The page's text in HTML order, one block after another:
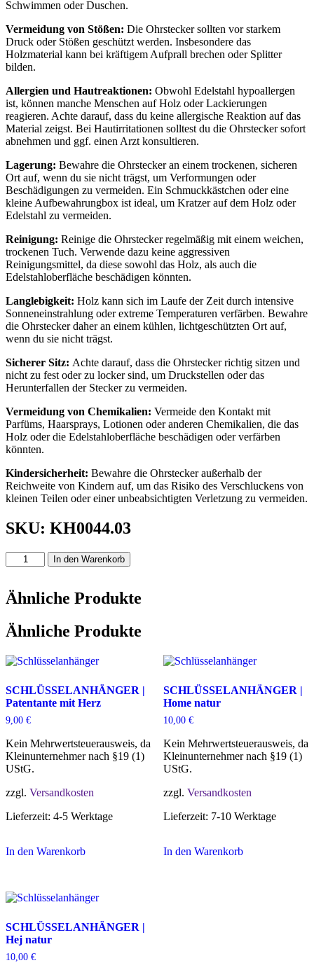
Schwimmen oder Duschen.
Vermeidung von Stößen: Die Ohrstecker sollten vor starkem
Druck oder Stößen geschützt werden. Insbesondere das
Holzmaterial kann bei kräftigem Aufprall brechen oder Splitter
bilden.
Allergien und Hautreaktionen: Obwohl Edelstahl hypoallergen
ist, können manche Menschen auf Holz oder Lackierungen
reagieren. Achte darauf, dass du keine allergische Reaktion auf das
Material zeigst. Bei Hautirritationen solltest du die Ohrstecker sofort
abnehmen und ggf. einen Arzt konsultieren.
Lagerung: Bewahre die Ohrstecker an einem trockenen, sicheren
Ort auf, wenn du sie nicht trägst, um Verformungen oder
Beschädigungen zu vermeiden. Ein Schmuckkästchen oder eine
kleine Aufbewahrungbox ist ideal, um Kratzer auf dem Holz oder
Edelstahl zu vermeiden.
Reinigung: Reinige die Ohrstecker regelmäßig mit einem weichen,
trockenen Tuch. Verwende dazu keine aggressiven
Reinigungsmittel, da diese sowohl das Holz, als auch die
Edelstahloberfläche beschädigen könnten.
Langlebigkeit: Holz kann sich im Laufe der Zeit durch intensive
Sonneneinstrahlung oder extreme Temperaturen verfärben. Bewahre
die Ohrstecker daher an einem kühlen, lichtgeschützten Ort auf,
wenn du sie nicht trägst.
Sicherer Sitz: Achte darauf, dass die Ohrstecker richtig sitzen und
nicht zu fest oder zu locker sind, um Druckstellen oder das
Herunterfallen der Stecker zu vermeiden.
Vermeidung von Chemikalien: Vermeide den Kontakt mit
Parfüms, Haarsprays, Lotionen oder anderen Chemikalien, die das
Holz oder die Edelstahloberfläche beschädigen oder verfärben
könnten.
Kindersicherheit: Bewahre die Ohrstecker außerhalb der
Reichweite von Kindern auf, um das Risiko des Verschluckens von
kleinen Teilen oder einer unbeabsichtigten Verletzung zu vermeiden.
SKU: KH0044.03
OHRRINGE
|
Mavi
|
altrosa
Menge
In den Warenkorb
Ähnliche Produkte
Ähnliche Produkte
SCHLÜSSELANHÄNGER |
Patentante mit Herz
9,00 €
Kein Mehrwertsteuerausweis, da
Kleinunternehmer nach §19 (1)
UStG.
zzgl. Versandkosten
Lieferzeit: 4-5 Werktage
In den Warenkorb
SCHLÜSSELANHÄNGER |
Home natur
10,00 €
Kein Mehrwertsteuerausweis, da
Kleinunternehmer nach §19 (1)
UStG.
zzgl. Versandkosten
Lieferzeit: 7-10 Werktage
In den Warenkorb
SCHLÜSSELANHÄNGER |
Hej natur
10,00 €